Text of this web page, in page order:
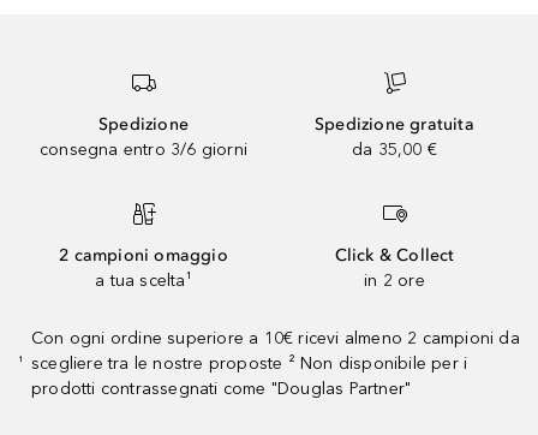
Spedizione
consegna entro 3/6 giorni
Spedizione gratuita
da 35,00 €
2 campioni omaggio
a tua scelta¹
Click & Collect
in 2 ore
¹
Con ogni ordine superiore a 10€ ricevi almeno 2 campioni da
scegliere tra le nostre proposte ² Non disponibile per i
prodotti contrassegnati come "Douglas Partner"